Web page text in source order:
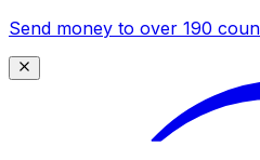
Send money to over 190